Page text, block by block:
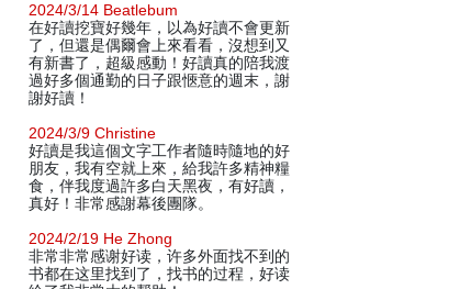
2024/3/14 Beatlebum
在好讀挖寶好幾年，以為好讀不會更新
了，但還是偶爾會上來看看，沒想到又
有新書了，超級感動！好讀真的陪我渡
過好多個通勤的日子跟愜意的週末，謝
謝好讀！
2024/3/9 Christine
好讀是我這個文字工作者隨時隨地的好
朋友，我有空就上來，給我許多精神糧
食，伴我度過許多白天黑夜，有好讀，
真好！非常感謝幕後團隊。
2024/2/19 He Zhong
非常非常感谢好读，许多外面找不到的
书都在这里找到了，找书的过程，好读